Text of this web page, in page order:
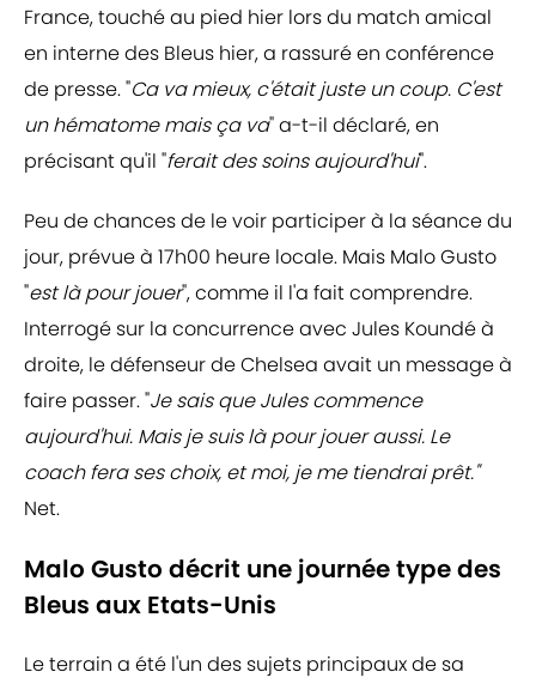
France, touché au pied hier lors du match amical
en interne des Bleus hier, a rassuré en conférence
de presse. "Ca va mieux, c'était juste un coup. C'est
un hématome mais ça va" a-t-il déclaré, en
précisant qu'il "ferait des soins aujourd'hui".
Peu de chances de le voir participer à la séance du
jour, prévue à 17h00 heure locale. Mais Malo Gusto
"est là pour jouer", comme il l'a fait comprendre.
Interrogé sur la concurrence avec Jules Koundé à
droite, le défenseur de Chelsea avait un message à
faire passer. "Je sais que Jules commence
aujourd'hui. Mais je suis là pour jouer aussi. Le
coach fera ses choix, et moi, je me tiendrai prêt."
Net.
Malo Gusto décrit une journée type des
Bleus aux Etats-Unis
Le terrain a été l'un des sujets principaux de sa